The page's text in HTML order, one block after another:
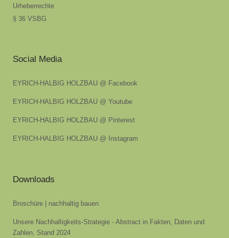
Urheberrechte
§ 36 VSBG
Social Media
EYRICH-HALBIG HOLZBAU @ Facebook
EYRICH-HALBIG HOLZBAU @ Youtube
EYRICH-HALBIG HOLZBAU @ Pinterest
EYRICH-HALBIG HOLZBAU @ Instagram
Downloads
Broschüre | nachhaltig bauen
Unsere Nachhaltigkeits-Strategie - Abstract in Fakten, Daten und
Zahlen, Stand 2024